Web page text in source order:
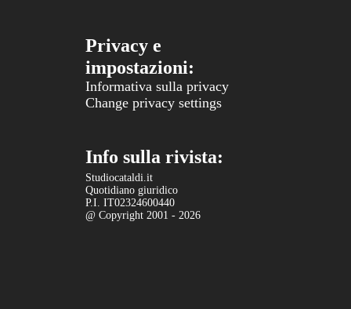
Privacy e
impostazioni:
Informativa sulla privacy
Change privacy settings
Info sulla rivista:
Studiocataldi.it
Quotidiano giuridico
P.I. IT02324600440
@ Copyright 2001 - 2026